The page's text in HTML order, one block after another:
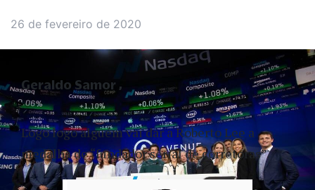
26 de fevereiro de 2020
Logo logo alguém vai dar a Roberto Lee a
medalha de “fundador serial de corretoras”.
Geraldo Samor